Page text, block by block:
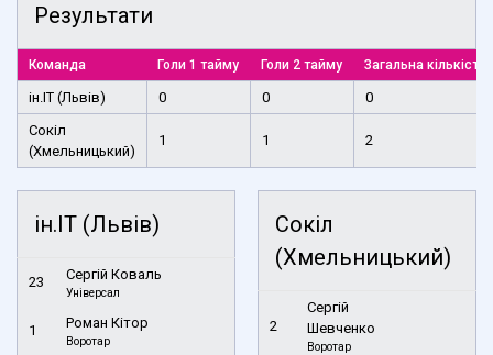
Результати
Команда Голи 1 тайму Голи 2 тайму Загальна кількість
ін.ІТ (Львів) 0 0
0
Сокіл
(Хмельницький)
1 1 2
ін.ІТ (Львів)
23 Сергій Коваль
Універсал
1 Роман Кітор
Воротар
Сокіл
(Хмельницький)
2
Сергій
Шевченко
Воротар